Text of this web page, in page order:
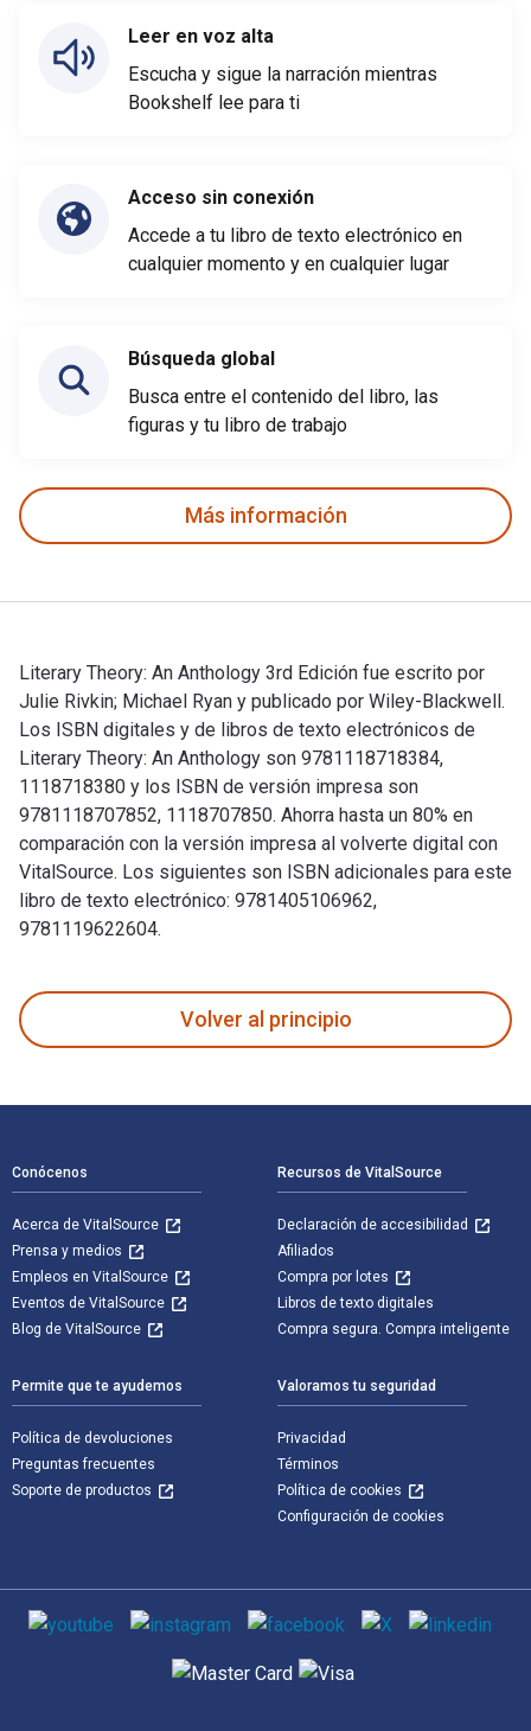
Leer en voz alta
Escucha y sigue la narración mientras
Bookshelf lee para ti
Acceso sin conexión
Accede a tu libro de texto electrónico en
cualquier momento y en cualquier lugar
Búsqueda global
Busca entre el contenido del libro, las
figuras y tu libro de trabajo
Más información
Literary Theory: An Anthology 3rd Edición fue escrito por
Julie Rivkin; Michael Ryan y publicado por Wiley-Blackwell.
Los ISBN digitales y de libros de texto electrónicos de
Literary Theory: An Anthology son 9781118718384,
1118718380 y los ISBN de versión impresa son
9781118707852, 1118707850. Ahorra hasta un 80% en
comparación con la versión impresa al volverte digital con
VitalSource. Los siguientes son ISBN adicionales para este
libro de texto electrónico: 9781405106962,
9781119622604.
Volver al principio
Conócenos
Acerca de VitalSource
Prensa y medios
Empleos en VitalSource
Eventos de VitalSource
Blog de VitalSource
Recursos de VitalSource
Declaración de accesibilidad
Afiliados
Compra por lotes
Libros de texto digitales
Compra segura. Compra inteligente
Permite que te ayudemos
Política de devoluciones
Preguntas frecuentes
Soporte de productos
Valoramos tu seguridad
Privacidad
Términos
Política de cookies
Configuración de cookies
Medios de comunicación social
Métodos de pago admitidos